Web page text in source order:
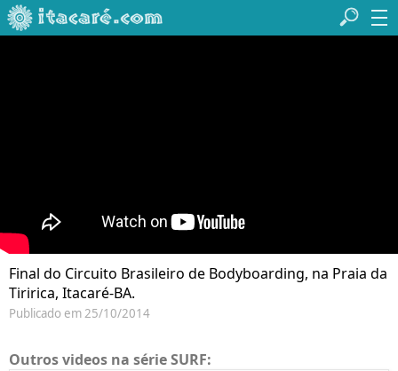
Final do Circuito Brasileiro de Bodyboarding, na Praia da
Tiririca, Itacaré-BA.
Publicado em 25/10/2014
Outros videos na série SURF: